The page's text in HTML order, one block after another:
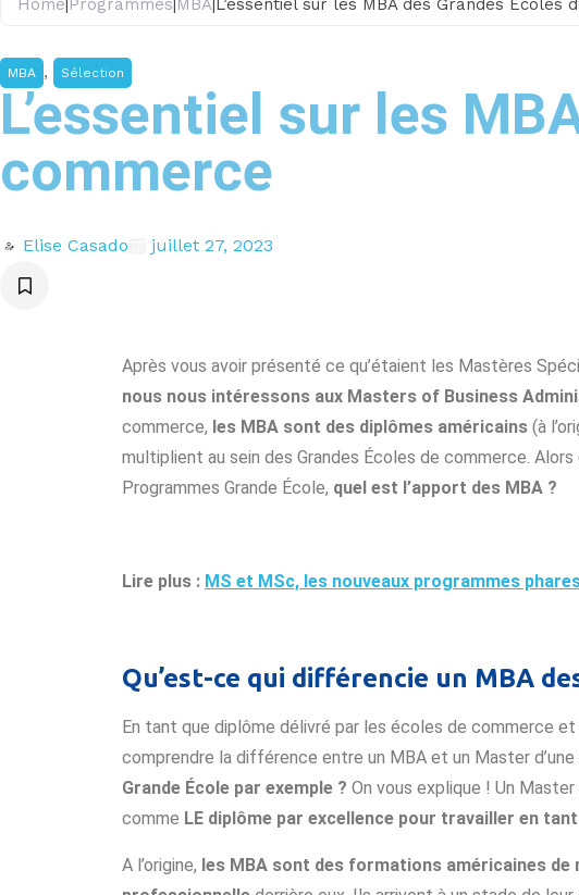
Home Programmes MBA L’essentiel sur les MBA des Grandes Écoles
MBA , Sélection
L’essentiel sur les
commerce
Elise Casado juillet 27, 2023
Après vous avoir présenté ce qu’étaient les Mastères
nous nous intéressons aux Masters of Business
commerce, les MBA sont des diplômes américains (à
multiplient au sein des Grandes Écoles de commerce.
Programmes Grande École, quel est l’apport des MBA ?
Lire plus : MS et MSc, les nouveaux programmes
Qu’est-ce qui différencie un MBA
En tant que diplôme délivré par les écoles de commerce
comprendre la différence entre un MBA et un Master
Grande École par exemple ? On vous explique ! Un
comme LE diplôme par excellence pour travailler en
A l’origine, les MBA sont des formations américaines de